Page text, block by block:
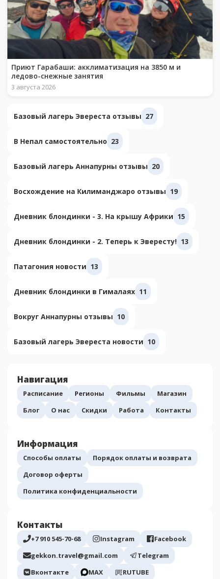
Приют Гарабаши: акклиматизация на 3850 м и
ледово-снежные занятия
3 августа 2026
Базовый лагерь Эвереста отзывы 27
В Непал самостоятельно 23
Базовый лагерь Аннапурны отзывы 20
Восхождение на Килиманджаро отзывы 19
Дневник блондинки - 3. На крышу Африки 15
Дневник блондинки - 2. Теперь к Эвересту! 13
Патагония новости 13
Дневник блондинки в Гималаях 11
Вокруг Аннапурны отзывы 10
Базовый лагерь Эвереста новости 10
Навигация
Расписание Регионы Фильмы
Магазин
Блог
О нас Скидки Работа Контакты
Информация
Способы оплаты
Порядок оплаты и возврата
Договор оферты
Политика конфиденциальности
Контакты
+7 910 545-70-68 Instagram
Facebook
gekkon.travel@gmail.com
Telegram
Вконтакте
МАХ RUTUBE